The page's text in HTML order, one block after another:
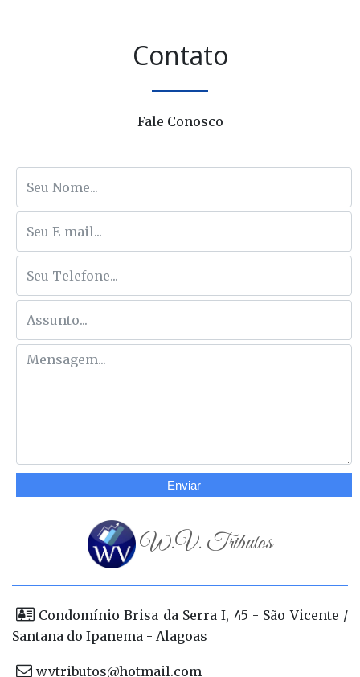
Contato
Fale Conosco
Enviar
W.V. Tributos
Condomínio Brisa da Serra I, 45 - São Vicente /
Santana do Ipanema - Alagoas
wvtributos@hotmail.com